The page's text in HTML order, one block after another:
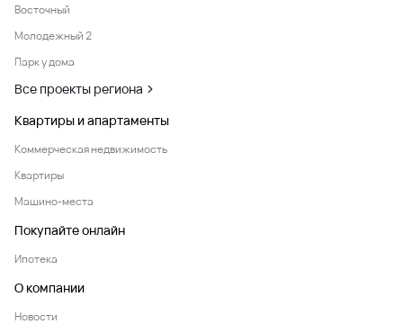
Восточный
Молодежный 2
Парк у дома
Все проекты региона
Квартиры и апартаменты
Коммерческая недвижимость
Квартиры
Машино-места
Покупайте онлайн
Ипотека
О компании
Новости